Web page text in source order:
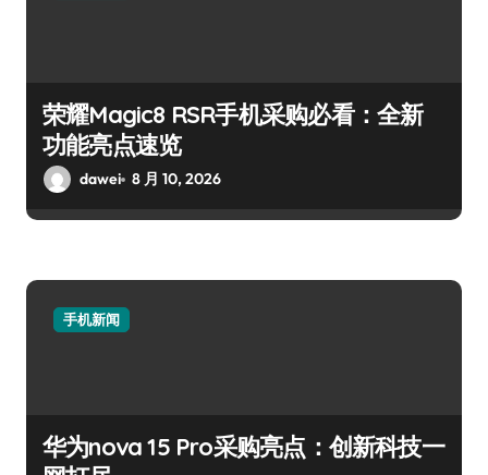
荣耀Magic8 RSR手机采购必看：全新
功能亮点速览
dawei 8 月 10, 2026
手机新闻
华为nova 15 Pro采购亮点：创新科技一